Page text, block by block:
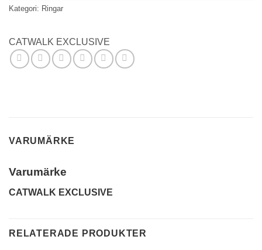
Kategori: Ringar
CATWALK EXCLUSIVE
VARUMÄRKE
Varumärke
CATWALK EXCLUSIVE
RELATERADE PRODUKTER